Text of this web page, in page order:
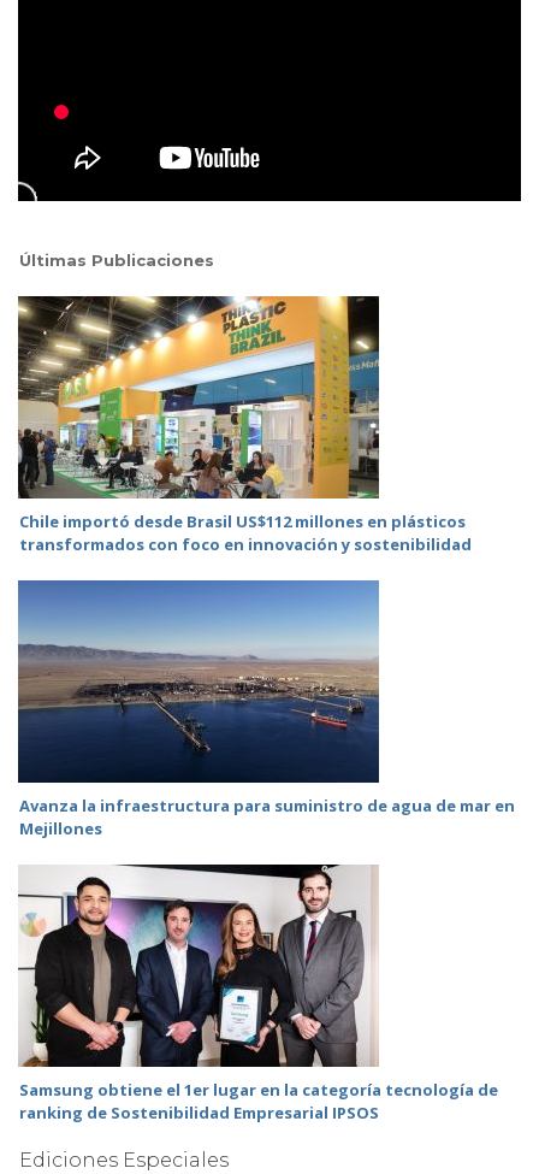
Últimas Publicaciones
Chile importó desde Brasil US$112 millones en plásticos
transformados con foco en innovación y sostenibilidad
Avanza la infraestructura para suministro de agua de mar en
Mejillones
Samsung obtiene el 1er lugar en la categoría tecnología de
ranking de Sostenibilidad Empresarial IPSOS
Ediciones Especiales